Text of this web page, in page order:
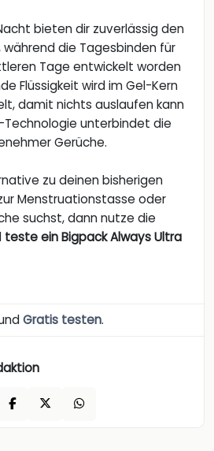
bieten dir zuverlässig den
die Tagesbinden für
Tage entwickelt worden
Flüssigkeit wird im Gel-Kern
damit nichts auslaufen kann
Technologie unterbindet die
Gerüche.
zu deinen bisherigen
Menstruationstasse oder
suchst, dann nutze die
teste ein Bigpack Always Ultra
Gratis testen.